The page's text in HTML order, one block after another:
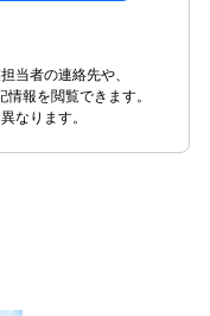
当者の連絡先や、
報を閲覧できます。
なります。